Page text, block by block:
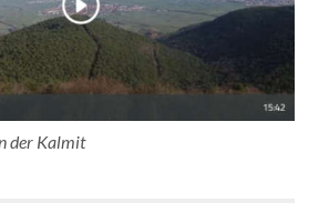
der Kalmit